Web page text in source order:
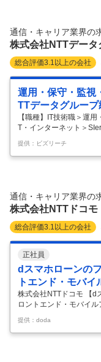
たします。 下記応募資
金融（銀行／生損保／
（機械／電機／自動車
…
通信・キャリア業界の
株式会社NTTデータ
総合評価3.1 以上の会社
運用・保守・監視
TTデータグルー
ティビジネス推進
／インシデントハ
ア／140
【職種】IT技術職＞運
T・インターネット＞
上で閲覧された際に内
垣根を越えて技術をリ
く、コーポレートスタ
ト、コンサルティング
技術をリードし、新た
げる全社横断組織です
わせ…
提供：ビズリーチ
通信・キャリア業界の
株式会社NTTドコモ
総合評価3.1 以上の会社
正社員
dスマホローンの
トエンド・モバ
株式会社NTTドコモ 【d
ロントエンド・モバイ
ホローンのフロントCX
リ開発＜SDB020＞ 【
ナンシャルグループ（
会社で、決済・銀行・
提供：doda